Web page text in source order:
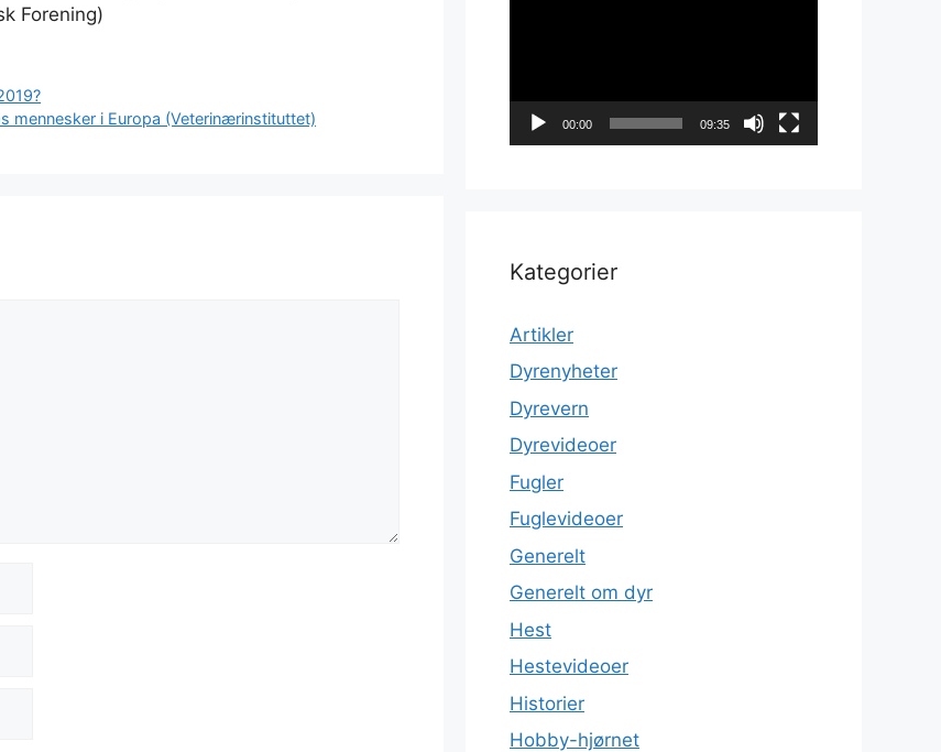
Forening)
mennesker i Europa (Veterinærinstituttet)
00:00 09:35
Kategorier
Artikler
Dyrenyheter
Dyrevern
Dyrevideoer
Fugler
Fuglevideoer
Generelt
Generelt om dyr
Hest
Hestevideoer
Historier
Hobby-hjørnet